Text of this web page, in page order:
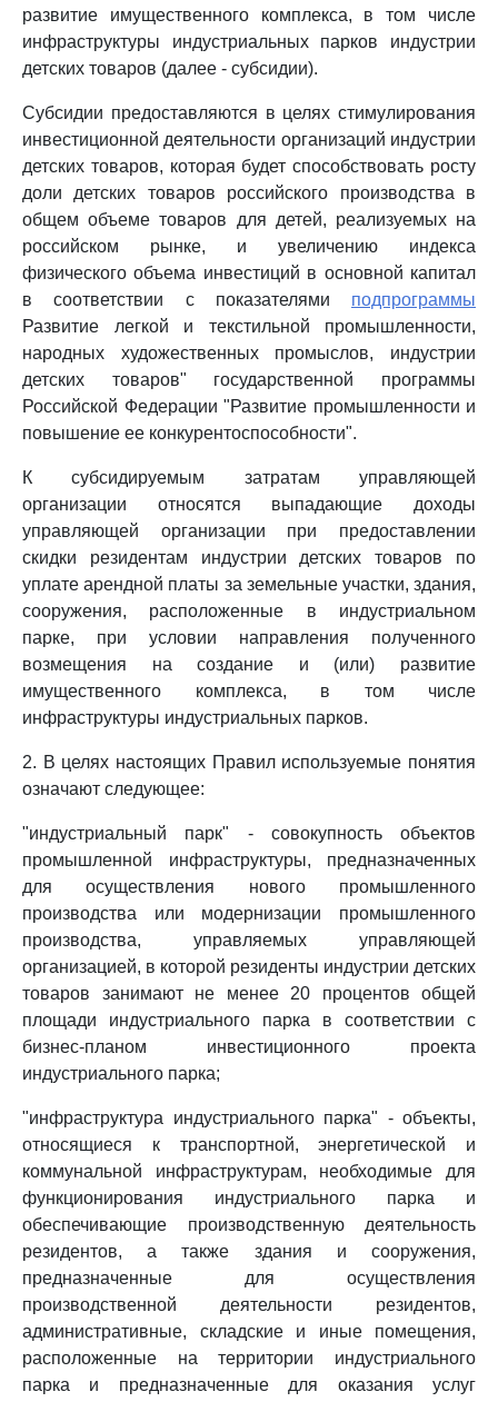
развитие имущественного комплекса, в том числе
инфраструктуры индустриальных парков индустрии
детских товаров (далее - субсидии).
Субсидии предоставляются в целях стимулирования
инвестиционной деятельности организаций индустрии
детских товаров, которая будет способствовать росту
доли детских товаров российского производства в
общем объеме товаров для детей, реализуемых на
российском рынке, и увеличению индекса
физического объема инвестиций в основной капитал
в соответствии с показателями подпрограммы
Развитие легкой и текстильной промышленности,
народных художественных промыслов, индустрии
детских товаров" государственной программы
Российской Федерации "Развитие промышленности и
повышение ее конкурентоспособности".
К субсидируемым затратам управляющей
организации относятся выпадающие доходы
управляющей организации при предоставлении
скидки резидентам индустрии детских товаров по
уплате арендной платы за земельные участки, здания,
сооружения, расположенные в индустриальном
парке, при условии направления полученного
возмещения на создание и (или) развитие
имущественного комплекса, в том числе
инфраструктуры индустриальных парков.
2. В целях настоящих Правил используемые понятия
означают следующее:
"индустриальный парк" - совокупность объектов
промышленной инфраструктуры, предназначенных
для осуществления нового промышленного
производства или модернизации промышленного
производства, управляемых управляющей
организацией, в которой резиденты индустрии детских
товаров занимают не менее 20 процентов общей
площади индустриального парка в соответствии с
бизнес-планом инвестиционного проекта
индустриального парка;
"инфраструктура индустриального парка" - объекты,
относящиеся к транспортной, энергетической и
коммунальной инфраструктурам, необходимые для
функционирования индустриального парка и
обеспечивающие производственную деятельность
резидентов, а также здания и сооружения,
предназначенные для осуществления
производственной деятельности резидентов,
административные, складские и иные помещения,
расположенные на территории индустриального
парка и предназначенные для оказания услуг